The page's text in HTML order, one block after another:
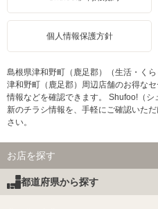
個人情報保護方針
島根県津和野町（鹿足郡）（生活・く
津和野町（鹿足郡）周辺店舗のお得な
情報などを確認できます。 Shufoo!（
新のチラシ情報を、手軽にご確認いた
さい。
お店を探す
都道府県から探す